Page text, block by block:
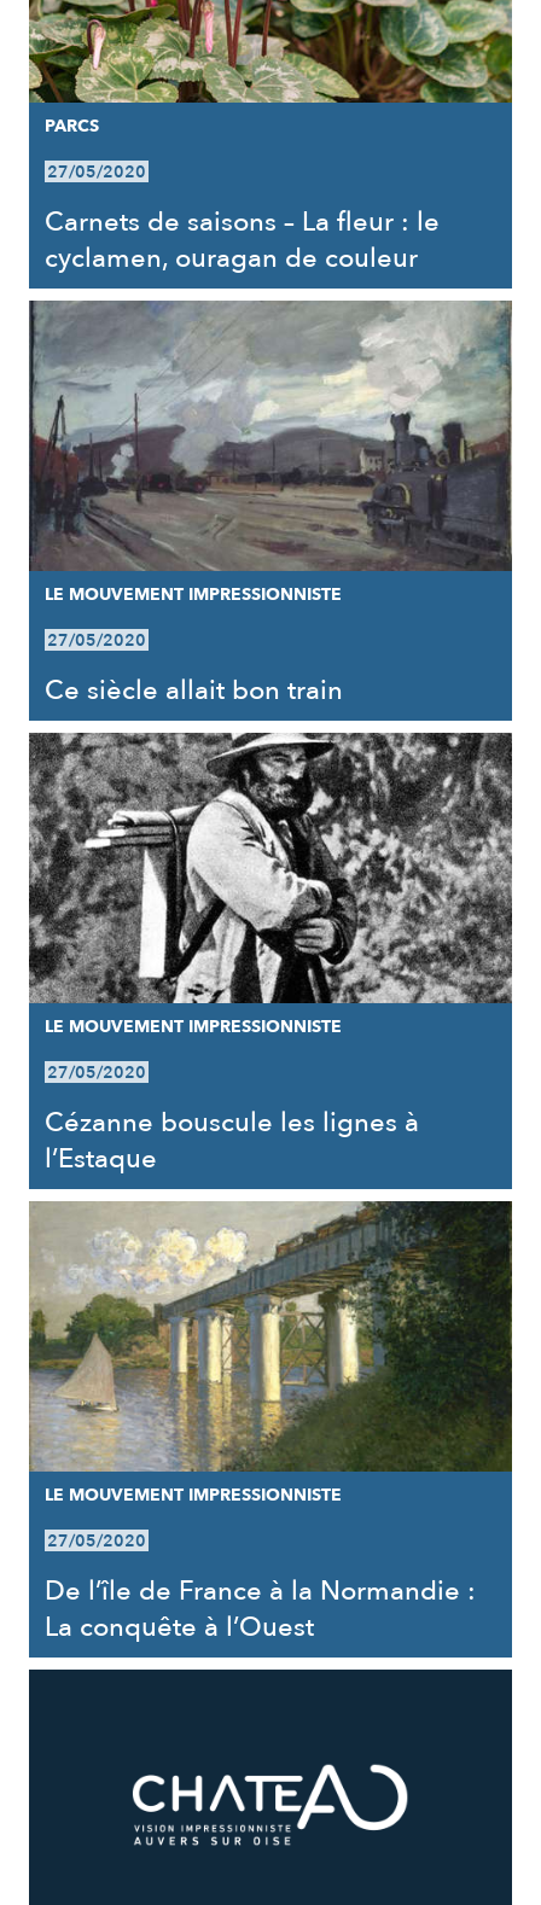
PARCS
27/05/2020
Carnets de saisons – La fleur : le
cyclamen, ouragan de couleur
LE MOUVEMENT IMPRESSIONNISTE
27/05/2020
Ce siècle allait bon train
LE MOUVEMENT IMPRESSIONNISTE
27/05/2020
Cézanne bouscule les lignes à
l’Estaque
LE MOUVEMENT IMPRESSIONNISTE
27/05/2020
De l’île de France à la Normandie :
La conquête à l’Ouest